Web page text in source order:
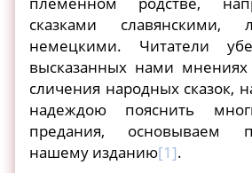
сказками славянскими,
немецкими. Читатели
высказанных нами
сличения народных сказок,
надеждою пояснить
предания, основываем
нашему изданию[1].